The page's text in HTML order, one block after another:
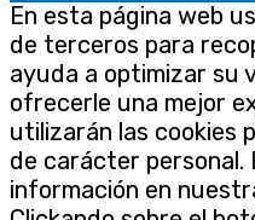
En esta página web
de terceros para
ayuda a optimizar su
ofrecerle una mejor
utilizarán las cookies
de carácter personal.
información en